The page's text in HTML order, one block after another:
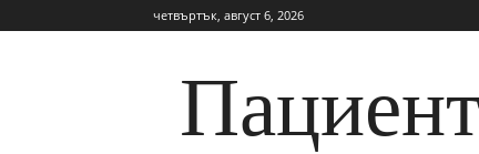
четвъртък, август 6, 2026